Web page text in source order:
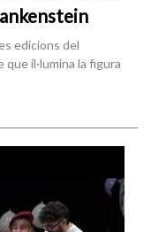
edicions del
il·lumina la figura